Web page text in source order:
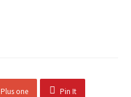
Plus one Pin It